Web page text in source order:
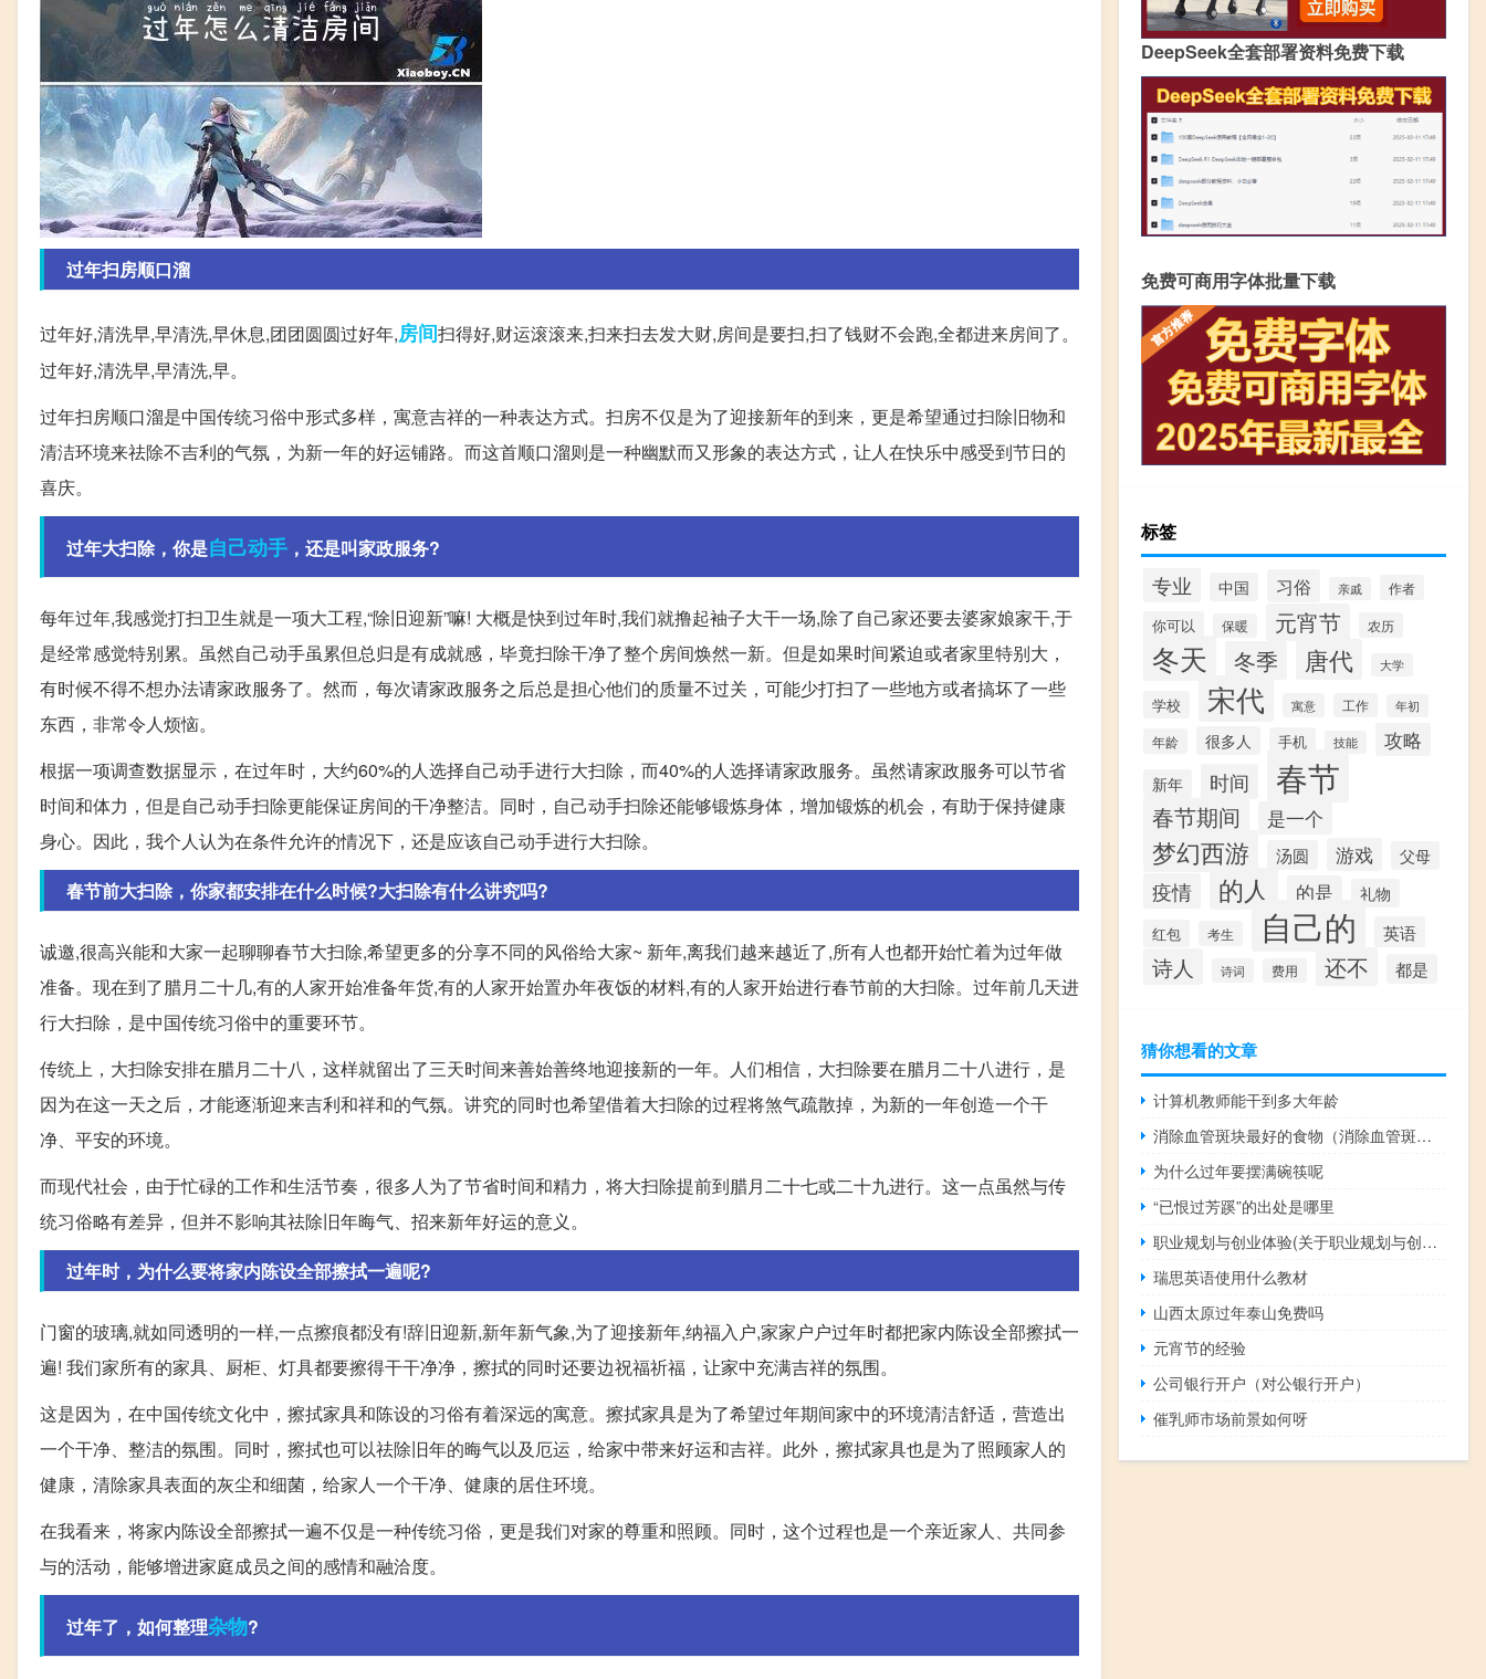
过年扫房顺口溜
过年好,清洗早,早清洗,早休息,团团圆圆过好年,房间扫得好,财运滚滚来,扫来扫去发大财,房间是要扫,扫了钱财不会跑,全都进来房间了。
过年好,清洗早,早清洗,早。
过年扫房顺口溜是中国传统习俗中形式多样，寓意吉祥的一种表达方式。扫房不仅是为了迎接新年的到来，更是希望通过扫除旧物和
清洁环境来祛除不吉利的气氛，为新一年的好运铺路。而这首顺口溜则是一种幽默而又形象的表达方式，让人在快乐中感受到节日的
喜庆。
过年大扫除，你是自己动手 ，还是叫家政服务?
每年过年,我感觉打扫卫生就是一项大工程,“除旧迎新”嘛! 大概是快到过年时,我们就撸起袖子大干一场,除了自己家还要去婆家娘家干,于
是经常感觉特别累。虽然自己动手虽累但总归是有成就感，毕竟扫除干净了整个房间焕然一新。但是如果时间紧迫或者家里特别大，
有时候不得不想办法请家政服务了。然而，每次请家政服务之后总是担心他们的质量不过关，可能少打扫了一些地方或者搞坏了一些
东西，非常令人烦恼。
根据一项调查数据显示，在过年时，大约60%的人选择自己动手进行大扫除，而40%的人选择请家政服务。虽然请家政服务可以节省
时间和体力，但是自己动手扫除更能保证房间的干净整洁。同时，自己动手扫除还能够锻炼身体，增加锻炼的机会，有助于保持健康
身心。因此，我个人认为在条件允许的情况下，还是应该自己动手进行大扫除。
春节前大扫除，你家都安排在什么时候?大扫除有什么讲究吗?
诚邀,很高兴能和大家一起聊聊春节大扫除,希望更多的分享不同的风俗给大家~ 新年,离我们越来越近了,所有人也都开始忙着为过年做
准备。现在到了腊月二十几,有的人家开始准备年货,有的人家开始置办年夜饭的材料,有的人家开始进行春节前的大扫除。过年前几天进
行大扫除，是中国传统习俗中的重要环节。
传统上，大扫除安排在腊月二十八，这样就留出了三天时间来善始善终地迎接新的一年。人们相信，大扫除要在腊月二十八进行，是
因为在这一天之后，才能逐渐迎来吉利和祥和的气氛。讲究的同时也希望借着大扫除的过程将煞气疏散掉，为新的一年创造一个干
净、平安的环境。
而现代社会，由于忙碌的工作和生活节奏，很多人为了节省时间和精力，将大扫除提前到腊月二十七或二十九进行。这一点虽然与传
统习俗略有差异，但并不影响其祛除旧年晦气、招来新年好运的意义。
过年时，为什么要将家内陈设全部擦拭一遍呢?
门窗的玻璃,就如同透明的一样,一点擦痕都没有!辞旧迎新,新年新气象,为了迎接新年,纳福入户,家家户户过年时都把家内陈设全部擦拭一
遍! 我们家所有的家具、厨柜、灯具都要擦得干干净净，擦拭的同时还要边祝福祈福，让家中充满吉祥的氛围。
这是因为，在中国传统文化中，擦拭家具和陈设的习俗有着深远的寓意。擦拭家具是为了希望过年期间家中的环境清洁舒适，营造出
一个干净、整洁的氛围。同时，擦拭也可以祛除旧年的晦气以及厄运，给家中带来好运和吉祥。此外，擦拭家具也是为了照顾家人的
健康，清除家具表面的灰尘和细菌，给家人一个干净、健康的居住环境。
在我看来，将家内陈设全部擦拭一遍不仅是一种传统习俗，更是我们对家的尊重和照顾。同时，这个过程也是一个亲近家人、共同参
与的活动，能够增进家庭成员之间的感情和融洽度。
过年了，如何整理杂物?
DeepSeek全套部署资料免费下载
免费可商用字体批量下载
标签
专业 中国 习俗 亲戚 作者
你可以 保暖 元宵节 农历
冬天 冬季 唐代 大学
学校 宋代 寓意 工作 年初
年龄 很多人 手机 技能 攻略
新年 时间 春节
春节期间 是一个
梦幻西游 汤圆 游戏 父母
疫情 的人 的是 礼物
红包 考生 自己的 英语
诗人 诗词 费用 还不 都是
猜你想看的文章
计算机教师能干到多大年龄
消除血管斑块最好的食物（消除血管斑块最好的食物有哪些）
为什么过年要摆满碗筷呢
“已恨过芳蹊”的出处是哪里
职业规划与创业体验(关于职业规划与创业体验简述)
瑞思英语使用什么教材
山西太原过年泰山免费吗
元宵节的经验
公司银行开户（对公银行开户）
催乳师市场前景如何呀